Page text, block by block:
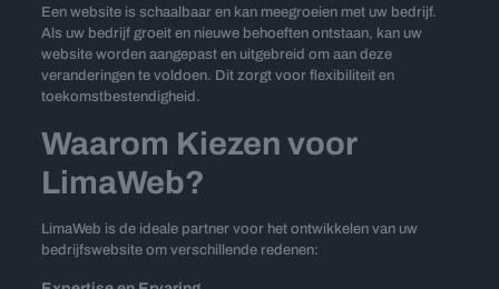
Een website is schaalbaar en kan meegroeien met uw bedrijf.
Als uw bedrijf groeit en nieuwe behoeften ontstaan, kan uw
website worden aangepast en uitgebreid om aan deze
veranderingen te voldoen. Dit zorgt voor flexibiliteit en
toekomstbestendigheid.
Waarom Kiezen voor
LimaWeb?
LimaWeb is de ideale partner voor het ontwikkelen van uw
bedrijfswebsite om verschillende redenen: